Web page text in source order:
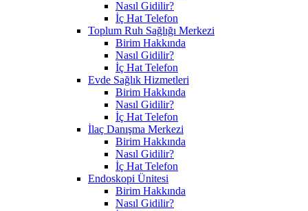
Nasıl Gidilir?
İç Hat Telefon
Toplum Ruh Sağlığı Merkezi
Birim Hakkında
Nasıl Gidilir?
İç Hat Telefon
Evde Sağlık Hizmetleri
Birim Hakkında
Nasıl Gidilir?
İç Hat Telefon
İlaç Danışma Merkezi
Birim Hakkında
Nasıl Gidilir?
İç Hat Telefon
Endoskopi Ünitesi
Birim Hakkında
Nasıl Gidilir?